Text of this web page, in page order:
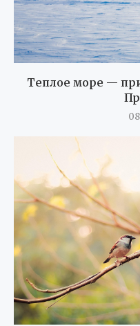
Теплое море —